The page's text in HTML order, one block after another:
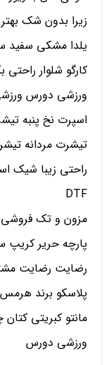
زیرا بدون شک
یلدا مشکی سفید
کارگو شلوار
ورزشی دورس
اسپرت نخ پنبه
تیشرت مردانه
راحتی زیبا شیک
DTF
پارچه حریر کریپ
رضایت رضایت
پلاسکو برند هرمس
مانتو کبریتی
ورزشی دورس